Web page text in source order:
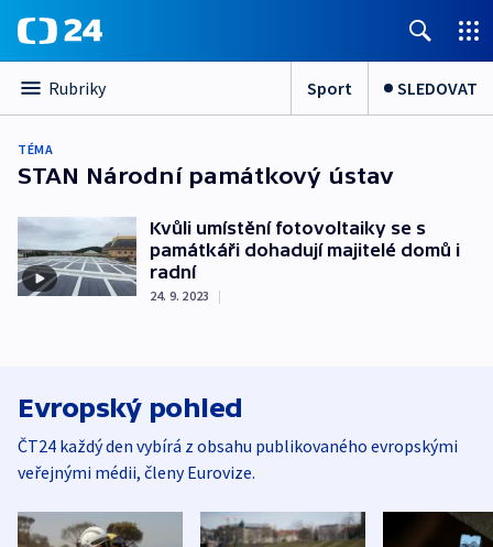
Rubriky Sport SLEDOVAT
TÉMA
STAN Národní památkový ústav
Kvůli umístění fotovoltaiky se s
památkáři dohadují majitelé domů i
radní
24. 9. 2023 |
Evropský pohled
ČT24 každý den vybírá z obsahu publikovaného evropskými
veřejnými médii, členy Eurovize.